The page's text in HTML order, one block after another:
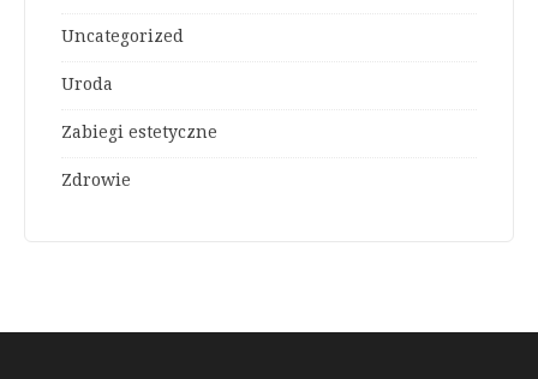
Uncategorized
Uroda
Zabiegi estetyczne
Zdrowie